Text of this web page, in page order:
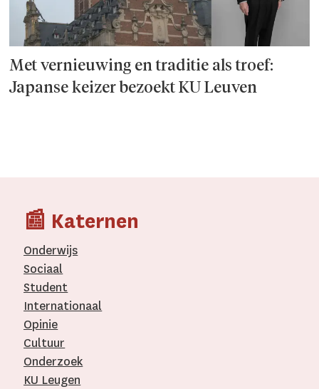
Met vernieuwing en traditie als troef:
Japanse keizer bezoekt KU Leuven
📰 Katernen
Onderwijs
Sociaal
Student
Internationaal­
Opinie
Cultuur
Onderzoek
KU Leugen